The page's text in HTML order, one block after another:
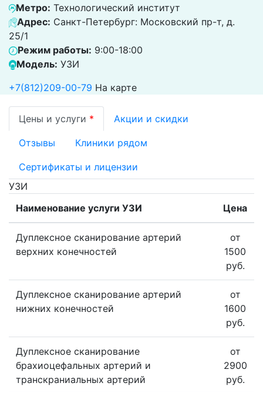
Метро: Технологический институт
Адрес: Санкт-Петербург: Московский пр-т, д.
25/1
Режим работы: 9:00-18:00
Модель: УЗИ
+7(812)209-00-79 На карте
Цены и услуги * Акции и скидки
Отзывы Клиники рядом
Сертификаты и лицензии
УЗИ
Наименование услуги УЗИ
Цена
Дуплексное сканирование артерий
верхних конечностей
от
1500
руб.
Дуплексное сканирование артерий
нижних конечностей
от
1600
руб.
Дуплексное сканирование
брахиоцефальных артерий и
транскраниальных артерий
от
2900
руб.